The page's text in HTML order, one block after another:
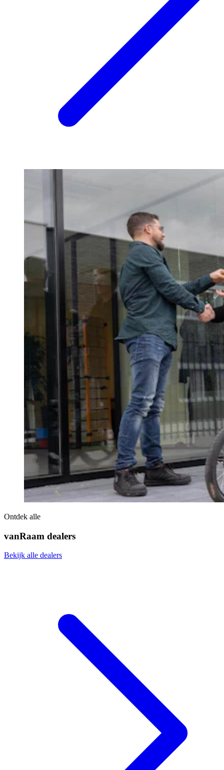
Ontdek alle
vanRaam dealers
Bekijk alle dealers